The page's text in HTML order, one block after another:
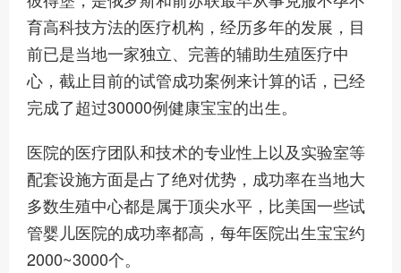
育高科技方法的医疗机构，经历多年的发展，目
前已是当地一家独立、完善的辅助生殖医疗中
心，截止目前的试管成功案例来计算的话，已经
完成了超过30000例健康宝宝的出生。
医院的医疗团队和技术的专业性上以及实验室等
配套设施方面是占了绝对优势，成功率在当地大
多数生殖中心都是属于顶尖水平，比美国一些试
管婴儿医院的成功率都高，每年医院出生宝宝约
2000~3000个。